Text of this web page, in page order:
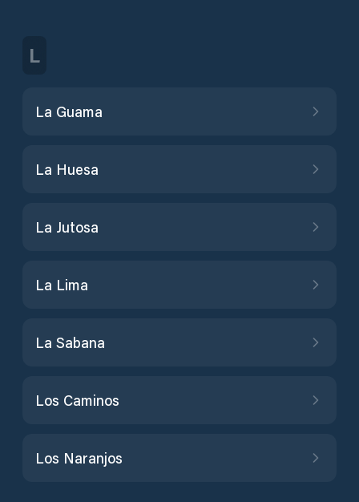
L
La Guama
La Huesa
La Jutosa
La Lima
La Sabana
Los Caminos
Los Naranjos